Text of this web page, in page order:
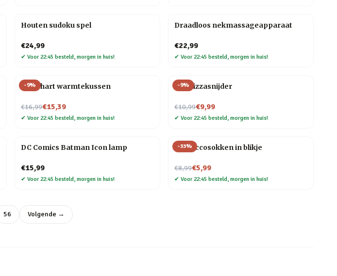
Houten sudoku spel
€24,99
✔ Voor 22:45 besteld, morgen in huis!
Draadloos nekmassageapparaat
€22,99
✔ Voor 22:45 besteld, morgen in huis!
-9%
Rood hart warmtekussen
€16,99
Nu voor€15,39
✔ Voor 22:45 besteld, morgen in huis!
-9%
Kat Pizzasnijder
€10,99
Nu voor€9,99
✔ Voor 22:45 besteld, morgen in huis!
DC Comics Batman Icon lamp
€15,99
✔ Voor 22:45 besteld, morgen in huis!
-33%
Proseccosokken in blikje
€8,99
Nu voor€5,99
✔ Voor 22:45 besteld, morgen in huis!
56 Volgende →